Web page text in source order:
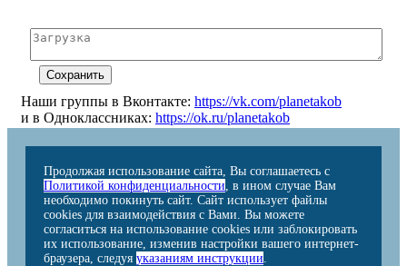
Наши группы в Вконтакте: https://vk.com/planetakob
и в Одноклассниках: https://ok.ru/planetakob
Продолжая использование сайта, Вы соглашаетесь с
Политикой конфиденциальности, в ином случае Вам
необходимо покинуть сайт. Сайт использует файлы
cookies для взаимодействия с Вами. Вы можете
согласиться на использование cookies или заблокировать
их использование, изменив настройки вашего интернет-
браузера, следуя указаниям инструкции.